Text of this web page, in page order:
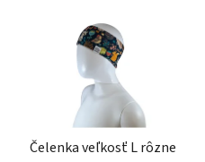
Čelenka veľkosť L rôzne